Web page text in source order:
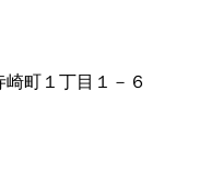
町１丁目１－６